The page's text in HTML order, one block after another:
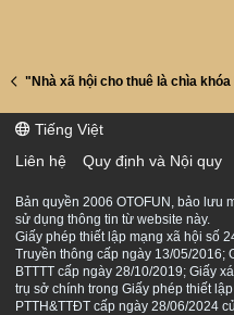
"Nhà xã hội cho thuê là chìa
Tiếng Việt
Liên hệ
Quy định và Nội quy
Bản quyền 2006 OTOFUN, bảo lưu
sử dụng thông tin từ website này.
Giấy phép thiết lập mạng xã hội số
Truyền thông cấp ngày 13/05/2016;
BTTTT cấp ngày 28/10/2019; Giấy
trụ sở chính trong Giấy phép thiết
PTTH&TTĐT cấp ngày 28/06/2024